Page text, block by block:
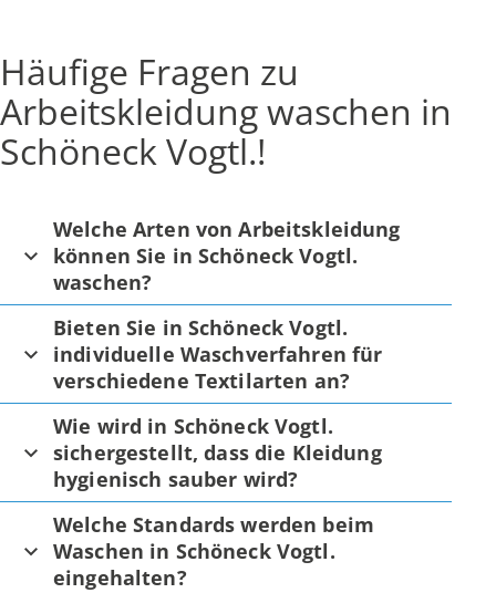
Häufige Fragen zu
Arbeitskleidung waschen in
Schöneck Vogtl.!
Welche Arten von Arbeitskleidung
können Sie in Schöneck Vogtl.
waschen?
Bieten Sie in Schöneck Vogtl.
individuelle Waschverfahren für
verschiedene Textilarten an?
Wie wird in Schöneck Vogtl.
sichergestellt, dass die Kleidung
hygienisch sauber wird?
Welche Standards werden beim
Waschen in Schöneck Vogtl.
eingehalten?